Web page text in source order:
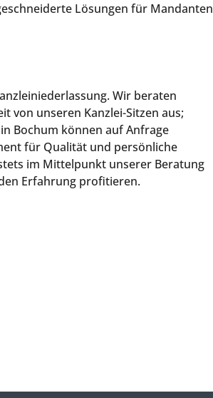
Lösungen für Mandanten
Wir beraten
von unseren Kanzlei-Sitzen aus;
Bochum können auf Anfrage
für Qualität und persönliche
im Mittelpunkt unserer Beratung
Erfahrung profitieren.